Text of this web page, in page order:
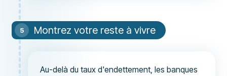
Montrez votre reste à vivre
Au-delà du taux d'endettement, les banques